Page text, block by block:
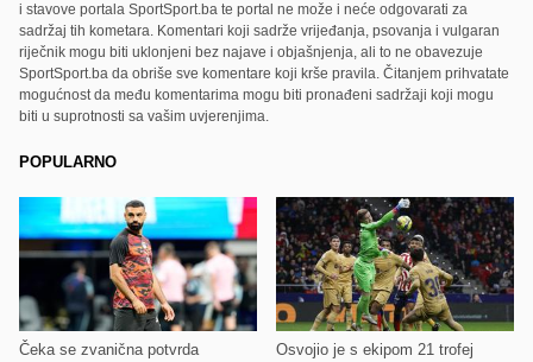
i stavove portala SportSport.ba te portal ne može i neće odgovarati za
sadržaj tih kometara. Komentari koji sadrže vrijeđanja, psovanja i vulgaran
riječnik mogu biti uklonjeni bez najave i objašnjenja, ali to ne obavezuje
SportSport.ba da obriše sve komentare koji krše pravila. Čitanjem prihvatate
mogućnost da među komentarima mogu biti pronađeni sadržaji koji mogu
biti u suprotnosti sa vašim uvjerenjima.
POPULARNO
Čeka se zvanična potvrda Osvojio je s ekipom 21 trofej